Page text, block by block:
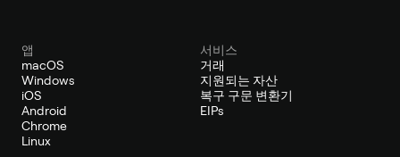
앱
macOS
Windows
iOS
Android
Chrome
Linux
서비스
거래
지원되는 자산
복구 구문 변환기
EIPs